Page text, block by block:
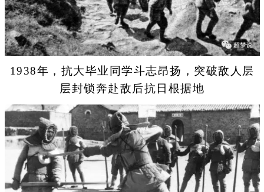
1938年，抗大毕业同学斗志昂扬，突破敌人层
层封锁奔赴敌后抗日根据地